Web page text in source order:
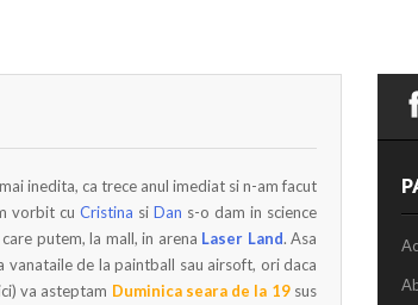
inedita, ca trece anul imediat si n-am facut
vorbit cu Cristina si Dan s-o dam in science
putem, la mall, in arena Laser Land. Asa
de la paintball sau airsoft, ori daca
va asteptam Duminica seara de la 19sus